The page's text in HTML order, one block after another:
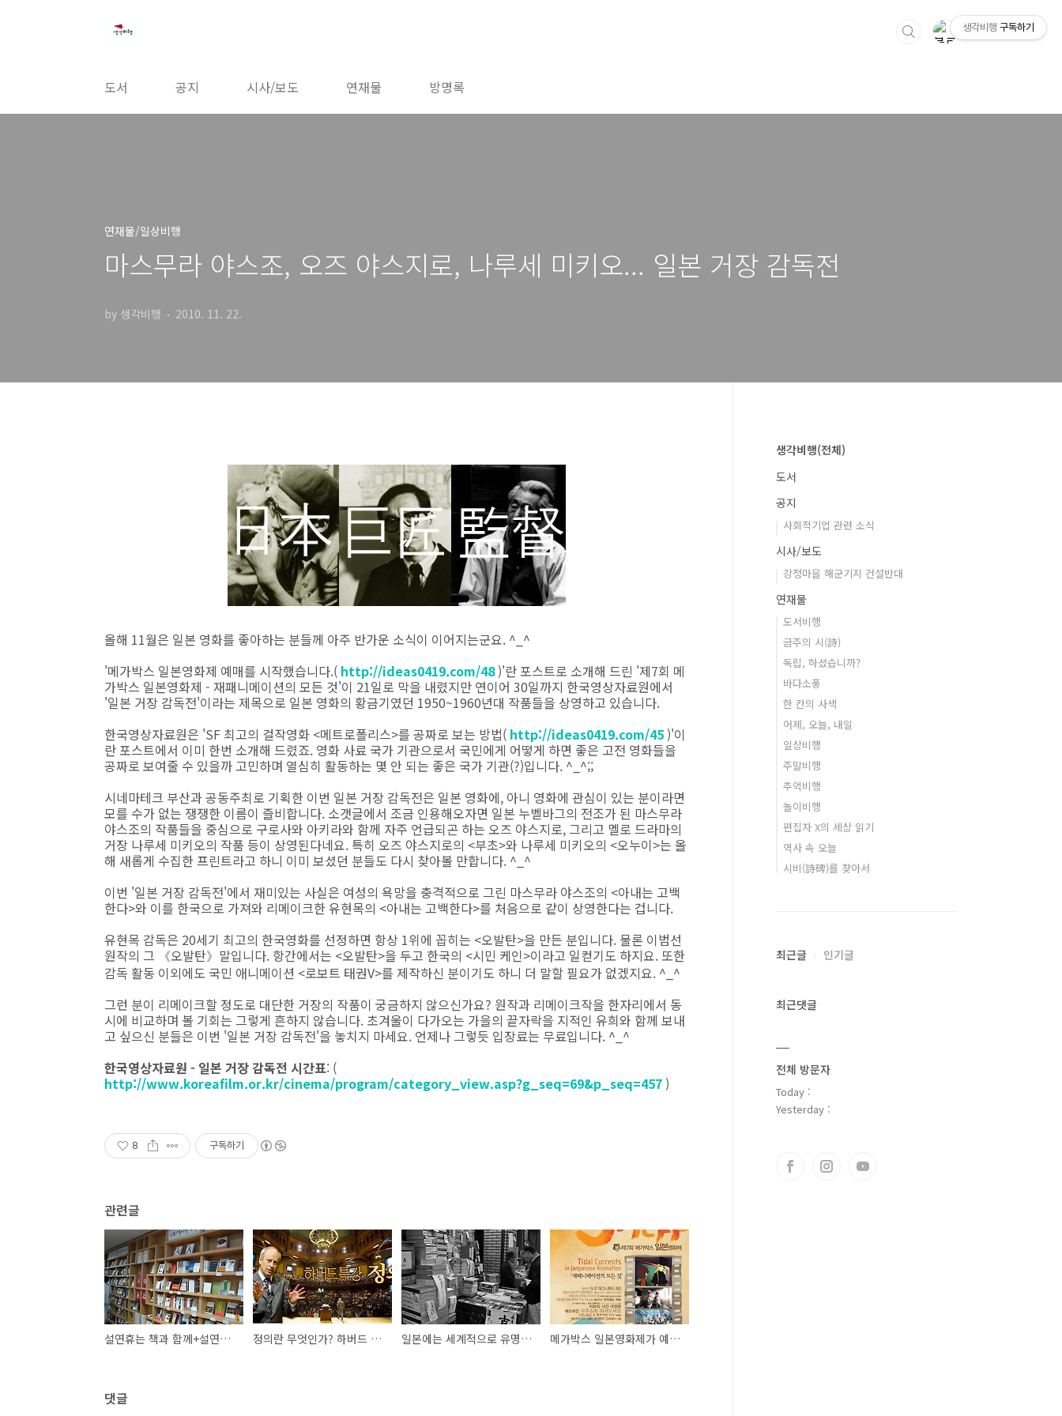
도서 공지 시사/보도 연재물 방명록
연재물/일상비행
마스무라 야스조, 오즈 야스지로, 나루세 미키오... 일본 거장 감독전
by 생각비행 2010. 11. 22.
올해 11월은 일본 영화를 좋아하는 분들께 아주 반가운 소식이 이어지는군요. ^_^
'메가박스 일본영화제 예매를 시작했습니다.( http://ideas0419.com/48 )'란 포스트로 소개해 드린 '제7회 메
가박스 일본영화제 - 재패니메이션의 모든 것'이 21일로 막을 내렸지만 연이어 30일까지 한국영상자료원에서
'일본 거장 감독전'이라는 제목으로 일본 영화의 황금기였던 1950~1960년대 작품들을 상영하고 있습니다.
한국영상자료원은 'SF 최고의 걸작영화 <메트로폴리스>를 공짜로 보는 방법( http://ideas0419.com/45 )'이
란 포스트에서 이미 한번 소개해 드렸죠. 영화 사료 국가 기관으로서 국민에게 어떻게 하면 좋은 고전 영화들을
공짜로 보여줄 수 있을까 고민하며 열심히 활동하는 몇 안 되는 좋은 국가 기관(?)입니다. ^_^;;
시네마테크 부산과 공동주최로 기획한 이번 일본 거장 감독전은 일본 영화에, 아니 영화에 관심이 있는 분이라면
모를 수가 없는 쟁쟁한 이름이 즐비합니다. 소갯글에서 조금 인용해오자면 일본 누벨바그의 전조가 된 마스무라
야스조의 작품들을 중심으로 구로사와 아키라와 함께 자주 언급되곤 하는 오즈 야스지로, 그리고 멜로 드라마의
거장 나루세 미키오의 작품 등이 상영된다네요. 특히 오즈 야스지로의 <부초>와 나루세 미키오의 <오누이>는 올
해 새롭게 수집한 프린트라고 하니 이미 보셨던 분들도 다시 찾아볼 만합니다. ^_^
이번 '일본 거장 감독전'에서 재미있는 사실은 여성의 욕망을 충격적으로 그린 마스무라 야스조의 <아내는 고백
한다>와 이를 한국으로 가져와 리메이크한 유현목의 <아내는 고백한다>를 처음으로 같이 상영한다는 겁니다.
유현목 감독은 20세기 최고의 한국영화를 선정하면 항상 1위에 꼽히는 <오발탄>을 만든 분입니다. 물론 이범선
원작의 그
《오발탄》 말입니다. 항간에서는 <오발탄>을 두고 한국의 <시민 케인>이라고 일컫기도 하지요. 또한
감독 활동 이외에도 국민 애니메이션 <로보트 태권V>를 제작하신 분이기도 하니 더 말할 필요가 없겠지요. ^_^
그런 분이 리메이크할 정도로 대단한 거장의 작품이 궁금하지 않으신가요? 원작과 리메이크작을 한자리에서 동
시에 비교하며 볼 기회는 그렇게 흔하지 않습니다. 초겨울이 다가오는 가을의 끝자락을 지적인 유희와 함께 보내
고 싶으신 분들은 이번 '일본 거장 감독전'을 놓치지 마세요. 언제나 그렇듯 입장료는 무료입니다. ^_^
한국영상자료원 - 일본 거장 감독전 시간표: (
http://www.koreafilm.or.kr/cinema/program/category_view.asp?g_seq=69&p_seq=457 )
8 구독하기
관련글
설연휴는 책과 함께+설연휴 대형서점 영업시간표 정의란 무엇인가? 하버드 특강, <정의>를 EBS에서 방송하고 있습니다. 일본에는 세계적으로 유명한 헌책방 축제가 있다! 메가박스 일본영화제가 예매를 시작했습니다.
댓글
생각비행(전체)
도서
공지
사회적기업 관련 소식
시사/보도
강정마을 해군기지 건설반대
연재물
도서비행
금주의 시(詩)
독립, 하셨습니까?
바다소풍
한 칸의 사색
어제, 오늘, 내일
일상비행
주말비행
추억비행
놀이비행
편집자 X의 세상 읽기
역사 속 오늘
시비(詩碑)를 찾아서
최근글 인기글
최근댓글
전체 방문자
Today :
Yesterday :
생각비행 구독하기